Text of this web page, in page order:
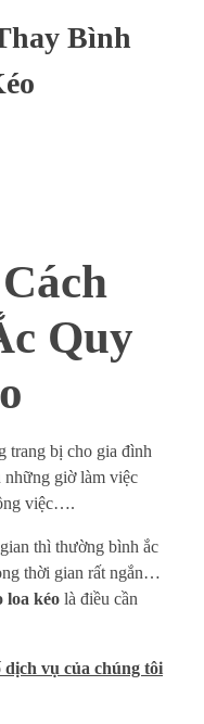
Bình
Quy
trang bị cho gia đình
những giờ làm việc
việc….
thì thường bình ắc
thời gian rất ngắn…
loa kéo là điều cần
dịch vụ của chúng tôi